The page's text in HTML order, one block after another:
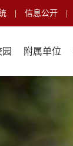
信息公开
附属单位